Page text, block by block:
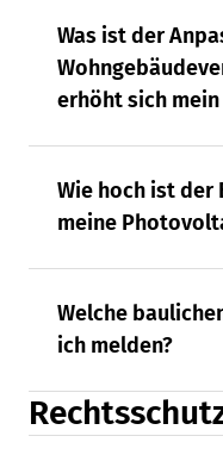
Was ist der
erhöht sich
Wie hoch ist
meine
Welche
ich melden?